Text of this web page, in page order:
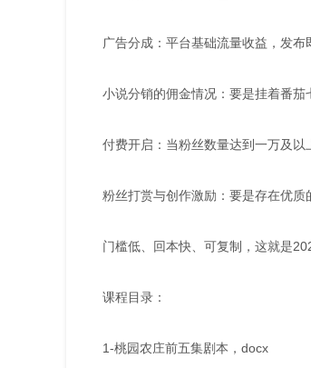
广告分成：平台基础流量收益，发布
小说分销的佣金情况：要是挂着番
付费开启：当粉丝数量达到一万及
粉丝打赏与创作激励：要是存在优
门槛低、回本快、可复制，这就是
课程目录：
1-桃园农庄前五集剧本，docx